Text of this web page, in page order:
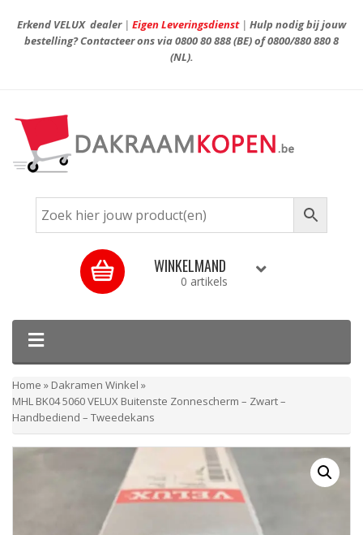
Erkend VELUX dealer| Eigen Leveringsdienst| Hulp nodig bij jouw
bestelling? Contacteer ons via0800 80 888(BE) of0800/880 880 8
(NL).
WINKELMAND
0 artikels
Home » Dakramen Winkel »
MHL BK04 5060 VELUX Buitenste Zonnescherm – Zwart –
Handbediend – Tweedekans